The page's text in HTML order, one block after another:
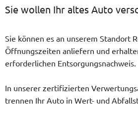
Sie wollen Ihr altes Auto
Sie können es an unserem Standort
Öffnungszeiten anliefern und
erforderlichen Entsorgungsnachweis.
In unserer zertifizierten
trennen Ihr Auto in Wert- und